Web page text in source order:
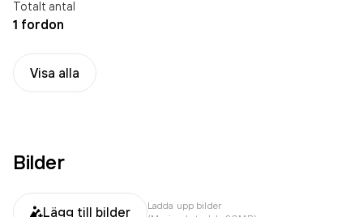
Totalt antal
1 fordon
Visa alla
Bilder
Lägg till bilder
Ladda upp bilder